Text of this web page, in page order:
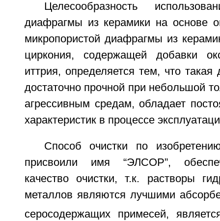
Целесообразность
диафрагмы из керамики на основе
микропористой диафрагмы из
циркония, содержащей добавки
иттрия, определяется тем, что
достаточно прочной при небольшой
агрессивным средам, обладает
характеристик в процессе
Способ очистки по
присвоили имя “ЭЛСОР”,
качество очистки, т.к. растворы
металлов являются лучшими
серосодержащих примесей,